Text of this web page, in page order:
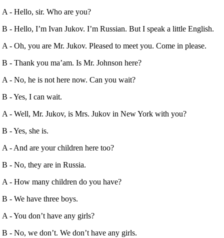
A ‐ Hello, sir. Who are you?
B ‐ Hello, I’m Ivan Jukov. I’m Russian. But I speak a little English.
A ‐ Oh, you are Mr. Jukov. Pleased to meet you. Come in please.
B ‐ Thank you ma’am. Is Mr. Johnson here?
A ‐ No, he is not here now. Can you wait?
B ‐ Yes, I can wait.
A ‐ Well, Mr. Jukov, is Mrs. Jukov in New York with you?
B ‐ Yes, she is.
A ‐ And are your children here too?
B ‐ No, they are in Russia.
A ‐ How many children do you have?
B ‐ We have three boys.
A ‐ You don’t have any girls?
B ‐ No, we don’t. We don’t have any girls.